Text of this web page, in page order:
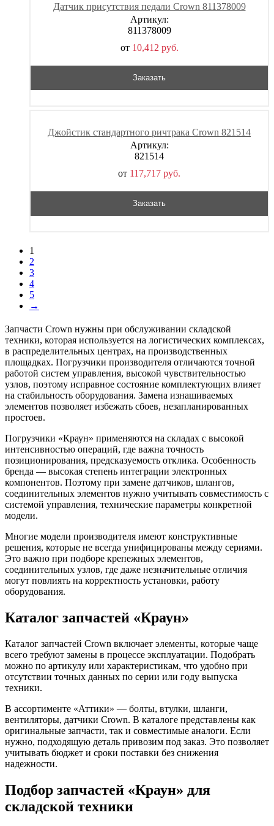
Датчик присутствия педали Crown 811378009
Артикул:
811378009
от 10,412 руб.
Заказать
Джойстик стандартного ричтрака Crown 821514
Артикул:
821514
от 117,717 руб.
Заказать
1
2
3
4
5
→
Запчасти Crown нужны при обслуживании складской
техники, которая используется на логистических комплексах,
в распределительных центрах, на производственных
площадках. Погрузчики производителя отличаются точной
работой систем управления, высокой чувствительностью
узлов, поэтому исправное состояние комплектующих влияет
на стабильность оборудования. Замена изнашиваемых
элементов позволяет избежать сбоев, незапланированных
простоев.
Погрузчики «Краун» применяются на складах с высокой
интенсивностью операций, где важна точность
позиционирования, предсказуемость отклика. Особенность
бренда — высокая степень интеграции электронных
компонентов. Поэтому при замене датчиков, шлангов,
соединительных элементов нужно учитывать совместимость с
системой управления, технические параметры конкретной
модели.
Многие модели производителя имеют конструктивные
решения, которые не всегда унифицированы между сериями.
Это важно при подборе крепежных элементов,
соединительных узлов, где даже незначительные отличия
могут повлиять на корректность установки, работу
оборудования.
Каталог запчастей «Краун»
Каталог запчастей Crown включает элементы, которые чаще
всего требуют замены в процессе эксплуатации. Подобрать
можно по артикулу или характеристикам, что удобно при
отсутствии точных данных по серии или году выпуска
техники.
В ассортименте «Аттики» — болты, втулки, шланги,
вентиляторы, датчики Crown. В каталоге представлены как
оригинальные запчасти, так и совместимые аналоги. Если
нужно, подходящую деталь привозим под заказ. Это позволяет
учитывать бюджет и сроки поставки без снижения
надежности.
Подбор запчастей «Краун» для
складской техники